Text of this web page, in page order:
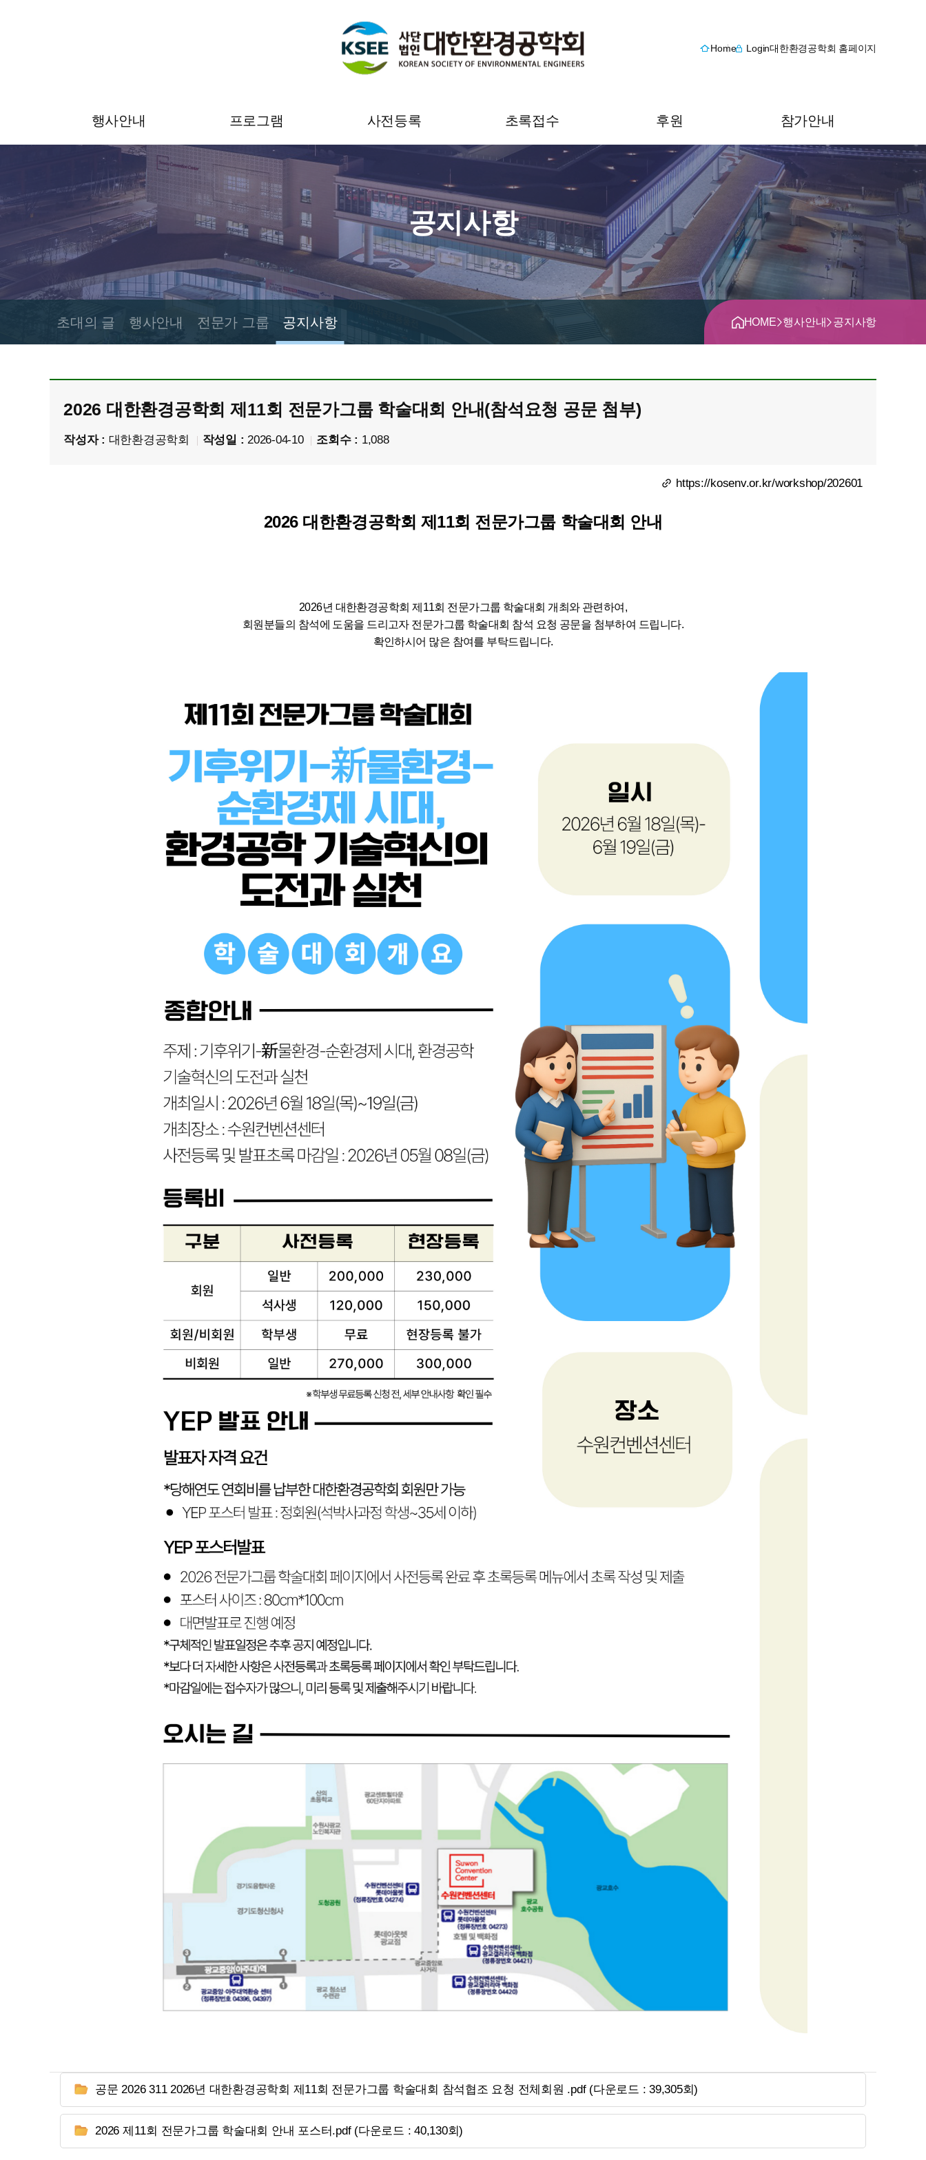
Home Login대한환경공학회 홈페이지
행사안내
초대의 글
행사안내
전문가 그룹
프로그램
프로그램
사전등록
온라인 사전등록
사전등록 조회 및 영수증
출력
초록접수
초록접수 안내
초록접수
초록접수 조회 및 수정
후원
후원 안내
후원 신청
후원내역 조회 및 수정
참가안내
오시는 길
숙박안내
공지사항
초대의 글 행사안내 전문가 그룹 공지사항 HOME>행사안내>공지사항
2026 대한환경공학회 제11회 전문가그룹 학술대회 안내(참석요청 공문 첨부)
작성자 : 대한환경공학회 작성일 : 2026-04-10 조회수 : 1,088
https://kosenv.or.kr/workshop/202601
2026 대한환경공학회 제11회 전문가그룹 학술대회 안내
2026년 대한환경공학회 제11회 전문가그룹 학술대회 개최와 관련하여,
회원분들의 참석에 도움을 드리고자 전문가그룹 학술대회 참석 요청 공문을 첨부하여 드립니다.
확인하시어 많은 참여를 부탁드립니다.
공문 2026 311 2026년 대한환경공학회 제11회 전문가그룹 학술대회 참석협조 요청 전체회원 .pdf (다운로드 : 39,305회)
2026 제11회 전문가그룹 학술대회 안내 포스터.pdf (다운로드 : 40,130회)